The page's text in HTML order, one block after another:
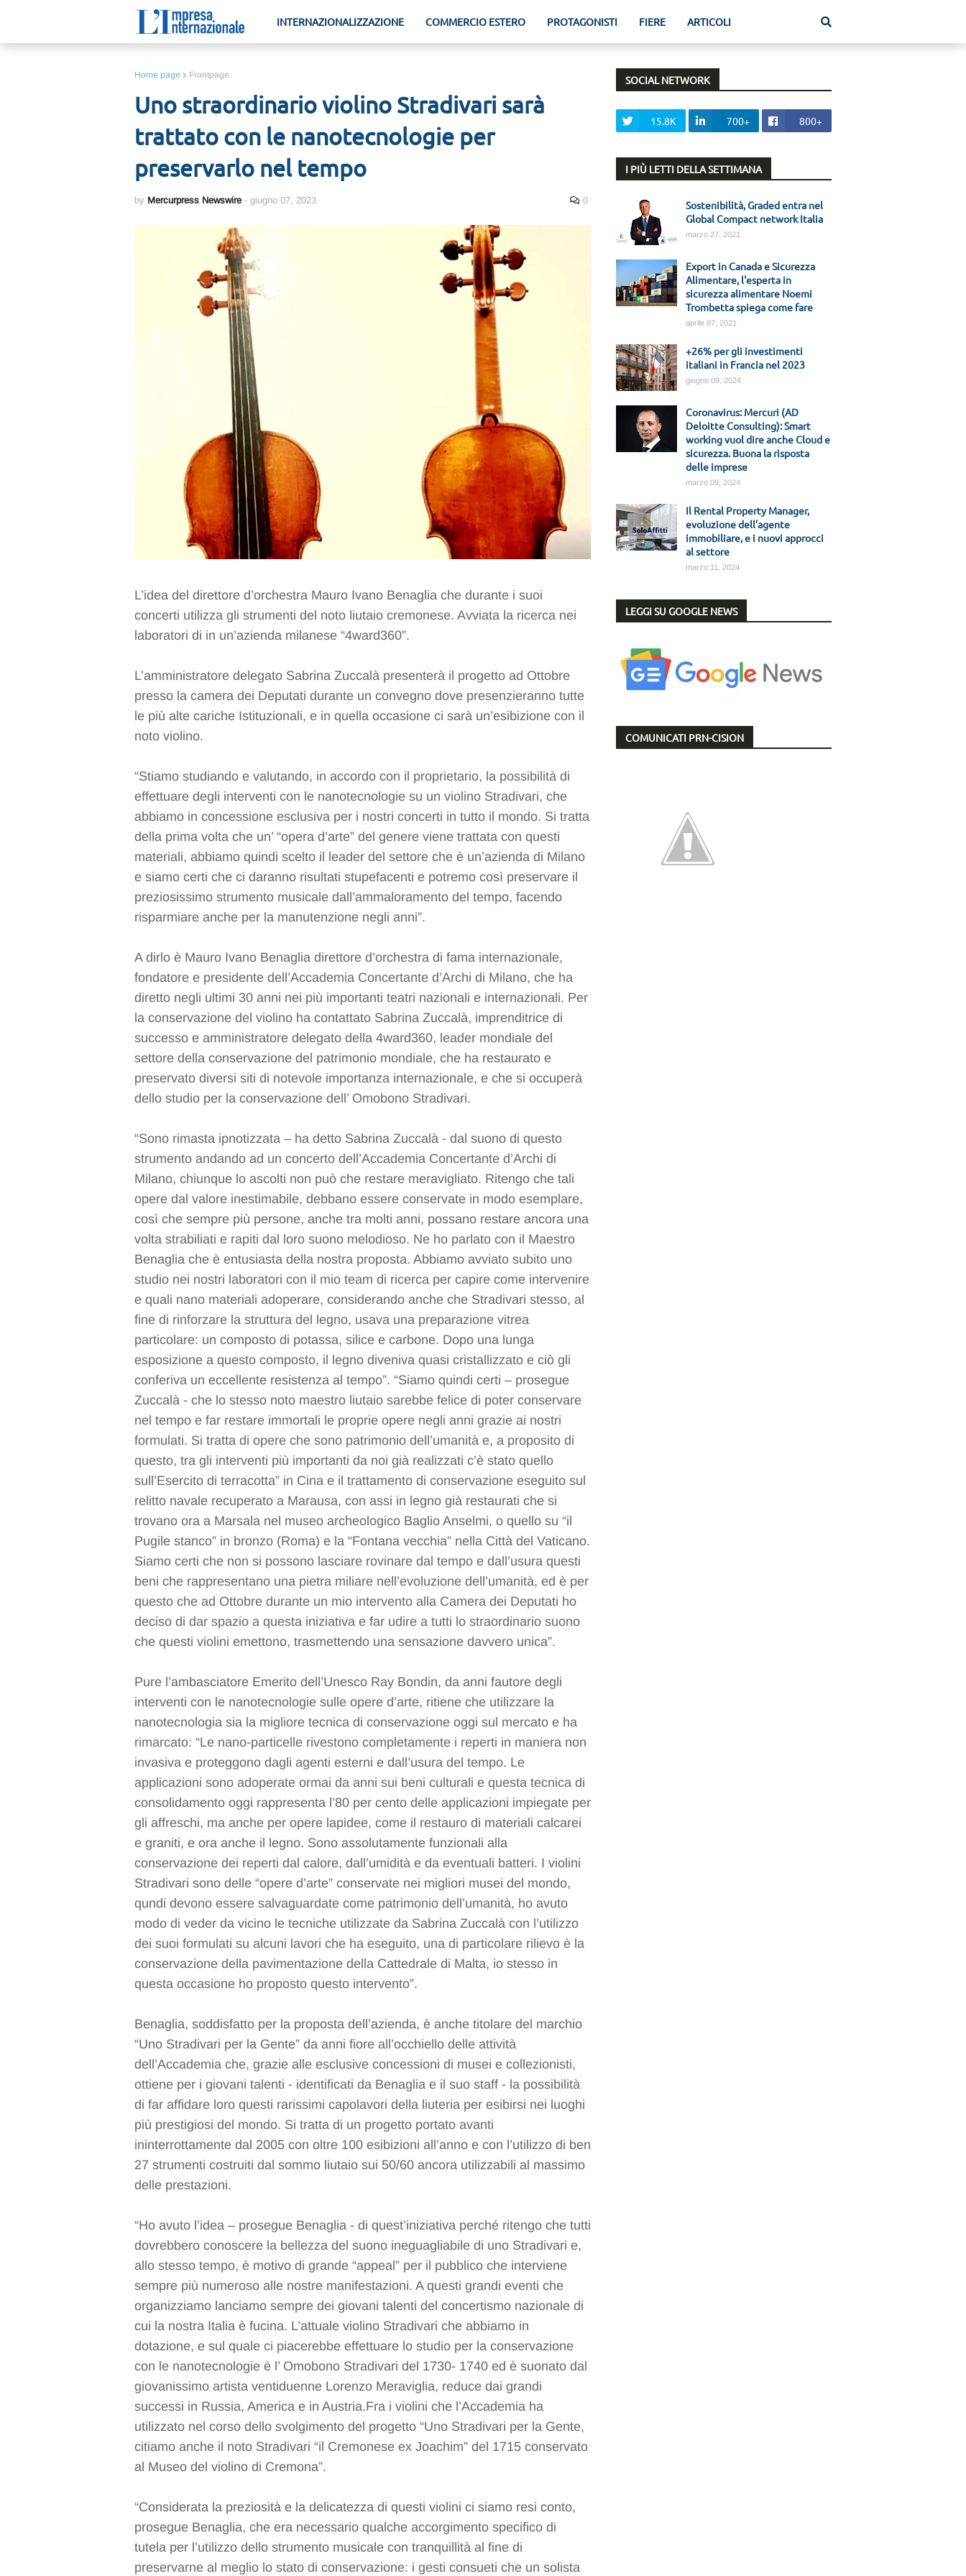
INTERNAZIONALIZZAZIONE COMMERCIO ESTERO PROTAGONISTI FIERE ARTICOLI
Home page Frontpage
Uno straordinario violino Stradivari sarà
trattato con le nanotecnologie per
preservarlo nel tempo
by Mercurpress Newswire - giugno 07, 2023 0
L’idea del direttore d’orchestra Mauro Ivano Benaglia che durante i suoi
concerti utilizza gli strumenti del noto liutaio cremonese. Avviata la ricerca nei
laboratori di in un’azienda milanese “4ward360”.
L’amministratore delegato Sabrina Zuccalà presenterà il progetto ad Ottobre
presso la camera dei Deputati durante un convegno dove presenzieranno tutte
le più alte cariche Istituzionali, e in quella occasione ci sarà un’esibizione con il
noto violino.
“Stiamo studiando e valutando, in accordo con il proprietario, la possibilità di
effettuare degli interventi con le nanotecnologie su un violino Stradivari, che
abbiamo in concessione esclusiva per i nostri concerti in tutto il mondo. Si tratta
della prima volta che un’ “opera d’arte” del genere viene trattata con questi
materiali, abbiamo quindi scelto il leader del settore che è un’azienda di Milano
e siamo certi che ci daranno risultati stupefacenti e potremo così preservare il
preziosissimo strumento musicale dall’ammaloramento del tempo, facendo
risparmiare anche per la manutenzione negli anni”.
A dirlo è Mauro Ivano Benaglia direttore d’orchestra di fama internazionale,
fondatore e presidente dell’Accademia Concertante d’Archi di Milano, che ha
diretto negli ultimi 30 anni nei più importanti teatri nazionali e internazionali. Per
la conservazione del violino ha contattato Sabrina Zuccalà, imprenditrice di
successo e amministratore delegato della 4ward360, leader mondiale del
settore della conservazione del patrimonio mondiale, che ha restaurato e
preservato diversi siti di notevole importanza internazionale, e che si occuperà
dello studio per la conservazione dell’ Omobono Stradivari.
“Sono rimasta ipnotizzata – ha detto Sabrina Zuccalà - dal suono di questo
strumento andando ad un concerto dell’Accademia Concertante d’Archi di
Milano, chiunque lo ascolti non può che restare meravigliato. Ritengo che tali
opere dal valore inestimabile, debbano essere conservate in modo esemplare,
così che sempre più persone, anche tra molti anni, possano restare ancora una
volta strabiliati e rapiti dal loro suono melodioso. Ne ho parlato con il Maestro
Benaglia che è entusiasta della nostra proposta. Abbiamo avviato subito uno
studio nei nostri laboratori con il mio team di ricerca per capire come intervenire
e quali nano materiali adoperare, considerando anche che Stradivari stesso, al
fine di rinforzare la struttura del legno, usava una preparazione vitrea
particolare: un composto di potassa, silice e carbone. Dopo una lunga
esposizione a questo composto, il legno diveniva quasi cristallizzato e ciò gli
conferiva un eccellente resistenza al tempo”. “Siamo quindi certi – prosegue
Zuccalà - che lo stesso noto maestro liutaio sarebbe felice di poter conservare
nel tempo e far restare immortali le proprie opere negli anni grazie ai nostri
formulati. Si tratta di opere che sono patrimonio dell’umanità e, a proposito di
questo, tra gli interventi più importanti da noi già realizzati c’è stato quello
sull’Esercito di terracotta” in Cina e il trattamento di conservazione eseguito sul
relitto navale recuperato a Marausa, con assi in legno già restaurati che si
trovano ora a Marsala nel museo archeologico Baglio Anselmi, o quello su “il
Pugile stanco” in bronzo (Roma) e la “Fontana vecchia” nella Città del Vaticano.
Siamo certi che non si possono lasciare rovinare dal tempo e dall’usura questi
beni che rappresentano una pietra miliare nell’evoluzione dell’umanità, ed è per
questo che ad Ottobre durante un mio intervento alla Camera dei Deputati ho
deciso di dar spazio a questa iniziativa e far udire a tutti lo straordinario suono
che questi violini emettono, trasmettendo una sensazione davvero unica”.
Pure l’ambasciatore Emerito dell’Unesco Ray Bondin, da anni fautore degli
interventi con le nanotecnologie sulle opere d’arte, ritiene che utilizzare la
nanotecnologia sia la migliore tecnica di conservazione oggi sul mercato e ha
rimarcato: “Le nano-particelle rivestono completamente i reperti in maniera non
invasiva e proteggono dagli agenti esterni e dall’usura del tempo. Le
applicazioni sono adoperate ormai da anni sui beni culturali e questa tecnica di
consolidamento oggi rappresenta l’80 per cento delle applicazioni impiegate per
gli affreschi, ma anche per opere lapidee, come il restauro di materiali calcarei
e graniti, e ora anche il legno. Sono assolutamente funzionali alla
conservazione dei reperti dal calore, dall’umidità e da eventuali batteri. I violini
Stradivari sono delle “opere d’arte” conservate nei migliori musei del mondo,
qundi devono essere salvaguardate come patrimonio dell’umanità, ho avuto
modo di veder da vicino le tecniche utilizzate da Sabrina Zuccalà con l’utilizzo
dei suoi formulati su alcuni lavori che ha eseguito, una di particolare rilievo è la
conservazione della pavimentazione della Cattedrale di Malta, io stesso in
questa occasione ho proposto questo intervento”.
Benaglia, soddisfatto per la proposta dell’azienda, è anche titolare del marchio
“Uno Stradivari per la Gente” da anni fiore all’occhiello delle attività
dell’Accademia che, grazie alle esclusive concessioni di musei e collezionisti,
ottiene per i giovani talenti - identificati da Benaglia e il suo staff - la possibilità
di far affidare loro questi rarissimi capolavori della liuteria per esibirsi nei luoghi
più prestigiosi del mondo. Si tratta di un progetto portato avanti
ininterrottamente dal 2005 con oltre 100 esibizioni all’anno e con l’utilizzo di ben
27 strumenti costruiti dal sommo liutaio sui 50/60 ancora utilizzabili al massimo
delle prestazioni.
“Ho avuto l’idea – prosegue Benaglia - di quest’iniziativa perché ritengo che tutti
dovrebbero conoscere la bellezza del suono ineguagliabile di uno Stradivari e,
allo stesso tempo, è motivo di grande “appeal” per il pubblico che interviene
sempre più numeroso alle nostre manifestazioni. A questi grandi eventi che
organizziamo lanciamo sempre dei giovani talenti del concertismo nazionale di
cui la nostra Italia è fucina. L’attuale violino Stradivari che abbiamo in
dotazione, e sul quale ci piacerebbe effettuare lo studio per la conservazione
con le nanotecnologie è l’ Omobono Stradivari del 1730- 1740 ed è suonato dal
giovanissimo artista ventiduenne Lorenzo Meraviglia, reduce dai grandi
successi in Russia, America e in Austria.Fra i violini che l’Accademia ha
utilizzato nel corso dello svolgimento del progetto “Uno Stradivari per la Gente,
citiamo anche il noto Stradivari “il Cremonese ex Joachim” del 1715 conservato
al Museo del violino di Cremona”.
“Considerata la preziosità e la delicatezza di questi violini ci siamo resi conto,
prosegue Benaglia, che era necessario qualche accorgimento specifico di
tutela per l’utilizzo dello strumento musicale con tranquillità al fine di
preservarne al meglio lo stato di conservazione: i gesti consueti che un solista
SOCIAL NETWORK
15.8K 700+ 800+
I PIÙ LETTI DELLA SETTIMANA
Sostenibilità, Graded entra nel
Global Compact network Italia
marzo 27, 2021
Export in Canada e Sicurezza
Alimentare, l'esperta in
sicurezza alimentare Noemi
Trombetta spiega come fare
aprile 07, 2021
+26% per gli investimenti
italiani in Francia nel 2023
giugno 09, 2024
Coronavirus: Mercuri (AD
Deloitte Consulting): Smart
working vuol dire anche Cloud e
sicurezza. Buona la risposta
delle imprese
marzo 09, 2024
Il Rental Property Manager,
evoluzione dell’agente
immobiliare, e i nuovi approcci
al settore
marzo 11, 2024
LEGGI SU GOOGLE NEWS
COMUNICATI PRN-CISION